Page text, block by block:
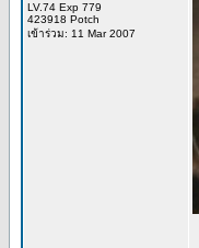
LV.74 Exp 779
423918 Potch
เข้าร่วม: 11 Mar 2007